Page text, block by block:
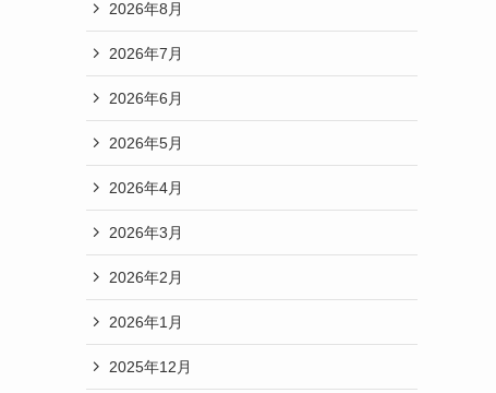
2026年8月
2026年7月
2026年6月
2026年5月
2026年4月
2026年3月
2026年2月
2026年1月
2025年12月